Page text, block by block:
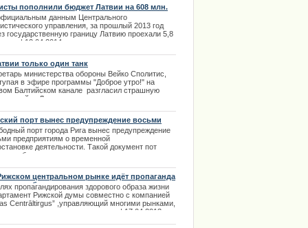
покинуть территорию магазина.
пополнили бюджет Латвии на 608 млн.
данным Центрального
управления, за прошлый 2013 год
государственную границу Латвию проехали 5,8
раз. | 12.04.2014
только один танк
министерства обороны Вейко Сполитис,
в эфире программы "Доброе утро!" на
Балтийском канале разгласил страшную
тайну Латвии.
войсках Латвии только один танк и
тренировочный. | 06.02.2014
порт вынес предупреждение восьми
порт города Рига вынес предупреждение
предприятиям о временной
деятельности. Такой документ пот
был представить в связи с участившимися
центральном рынке идёт пропаганда
образа жизни
пропагандирования здорового образа жизни
Рижской думы совместно с компанией
Centrāltirgus” ,управляющий многими рынками,
договор о сотрудничестве. | 17.04.2013